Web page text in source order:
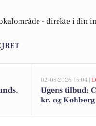
- direkte i din
02-08-2026 16:04 |
Ugens tilbud:
kr. og